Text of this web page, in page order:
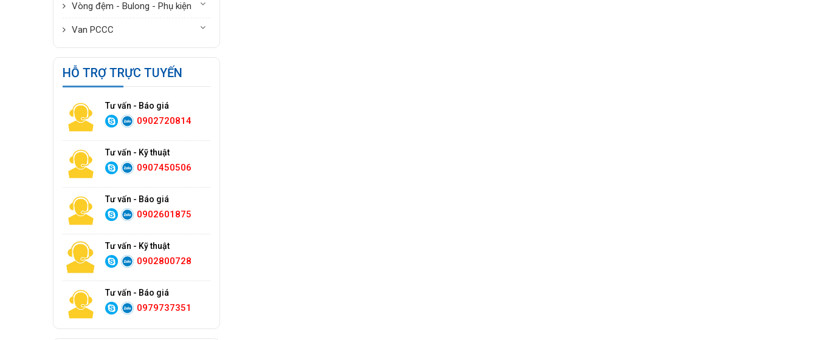
Vòng đệm - Bulong - Phụ kiện
Van PCCC
HỖ TRỢ TRỰC TUYẾN
Tư vấn - Báo giá
0902720814
Tư vấn - Kỹ thuật
0907450506
Tư vấn - Báo giá
0902601875
Tư vấn - Kỹ thuật
0902800728
Tư vấn - Báo giá
0979737351